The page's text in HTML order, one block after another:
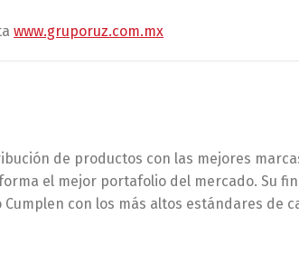
www.gruporuz.com.mx
de productos con las mejores
el mejor portafolio del mercado. Su
con los más altos estándares de